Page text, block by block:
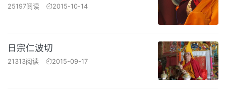
25197阅读 2015-10-14
日宗仁波切
21313阅读 2015-09-17